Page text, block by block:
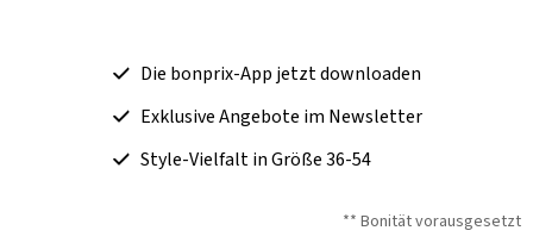
Die bonprix-App jetzt downloaden
Exklusive Angebote im Newsletter
Style-Vielfalt in Größe 36-54
** Bonität vorausgesetzt